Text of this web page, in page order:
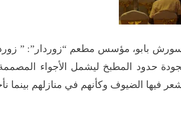
بابو، مؤسس مطعم “زوردار”: ”
حدود المطبخ ليشمل الأجواء
يشعر فيها الضيوف وكأنهم في منازلهم بينما